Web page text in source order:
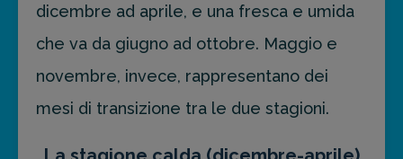
dicembre ad aprile, e una fresca e umida
che va da giugno ad ottobre. Maggio e
novembre, invece, rappresentano dei
mesi di transizione tra le due stagioni.